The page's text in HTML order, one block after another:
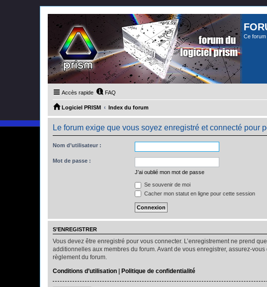
Ce forum
Accès rapide FAQ
Logiciel PRISM Index du forum
Le forum exige que vous soyez enregistré et connecté pour
Nom d’utilisateur :
Mot de passe :
J’ai oublié mon mot de passe
Se souvenir de moi
Cacher mon statut en ligne pour cette session
S’ENREGISTRER
Vous devez être enregistré pour vous connecter. L’enregistrement ne prend
additionnelles aux membres du forum. Avant de vous enregistrer, assurez-
règlement du forum.
Conditions d’utilisation | Politique de confidentialité